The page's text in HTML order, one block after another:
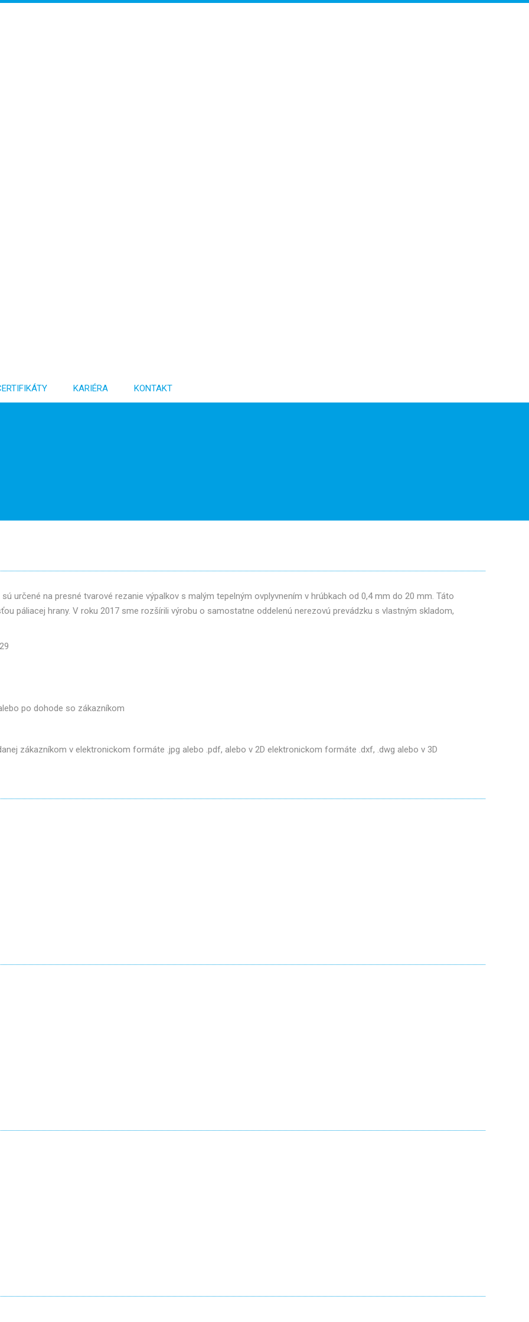
KARIÉRA KONTAKT
určené na presné tvarové rezanie výpalkov s malým tepelným ovplyvnením v hrúbkach od 0,4 mm do 20 mm. Táto
páliacej hrany. V roku 2017 sme rozšírili výrobu o samostatne oddelenú nerezovú prevádzku s vlastným skladom,
po dohode so zákazníkom
zákazníkom v elektronickom formáte .jpg alebo .pdf, alebo v 2D elektronickom formáte .dxf, .dwg alebo v 3D